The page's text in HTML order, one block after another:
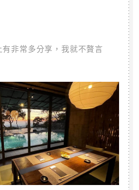
非常多分享，我就不贅言